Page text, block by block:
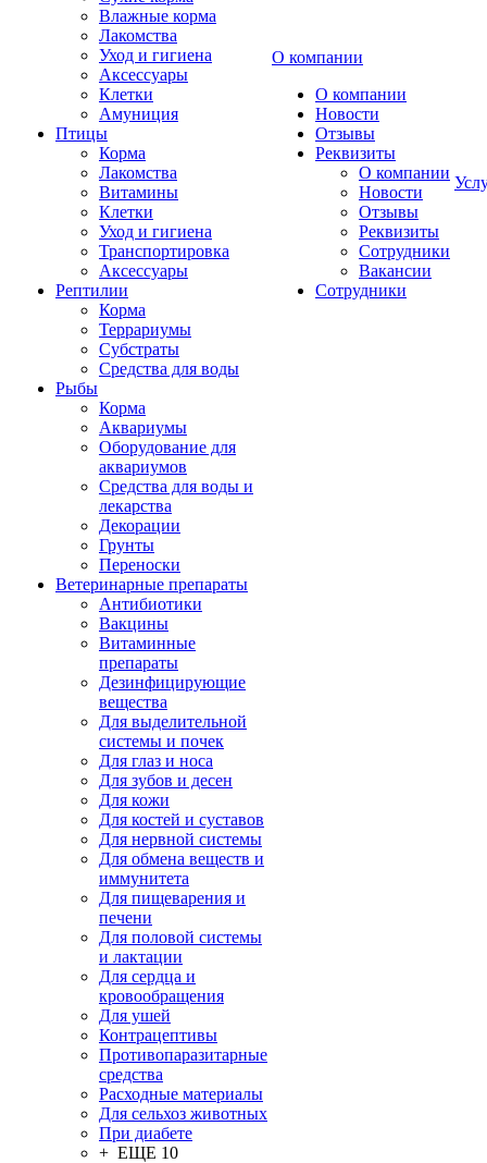
Влажные корма
Лакомства
Уход и гигиена
Аксессуары
Клетки
Амуниция
Птицы
Корма
Лакомства
Витамины
Клетки
Уход и гигиена
Транспортировка
Аксессуары
Рептилии
Корма
Террариумы
Субстраты
Средства для воды
Рыбы
Корма
Аквариумы
Оборудование для
аквариумов
Средства для воды и
лекарства
Декорации
Грунты
Переноски
Ветеринарные препараты
Антибиотики
Вакцины
Витаминные
препараты
Дезинфицирующие
вещества
Для выделительной
системы и почек
Для глаз и носа
Для зубов и десен
Для кожи
Для костей и суставов
Для нервной системы
Для обмена веществ и
иммунитета
Для пищеварения и
печени
Для половой системы
и лактации
Для сердца и
кровообращения
Для ушей
Контрацептивы
Противопаразитарные
средства
Расходные материалы
Для сельхоз животных
При диабете
+ ЕЩЕ 10
О компании
О компании
Новости
Отзывы
Реквизиты
О компании
Новости
Отзывы
Реквизиты
Сотрудники
Вакансии
Сотрудники